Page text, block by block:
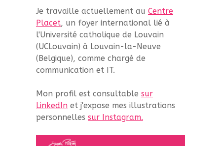
Je travaille actuellement au Centre
Placet, un foyer international lié à
l'Université catholique de Louvain
(UCLouvain) à Louvain-la-Neuve
(Belgique), comme chargé de
communication et IT.
Mon profil est consultable sur
LinkedIn et j'expose mes illustrations
personnelles sur Instagram.